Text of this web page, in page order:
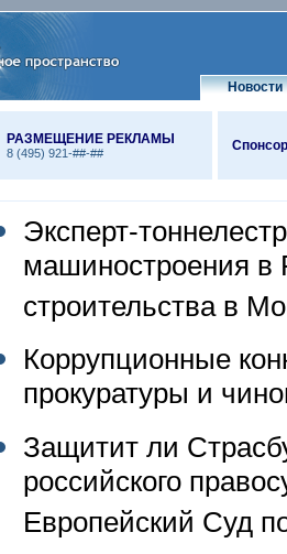
Новости
РАЗМЕЩЕНИЕ РЕКЛАМЫ
8 (495) 921-##-##
Эксперт-
машиностроения в
строительства в
Коррупционные
прокуратуры и
Защитит ли
российского
Европейский Суд